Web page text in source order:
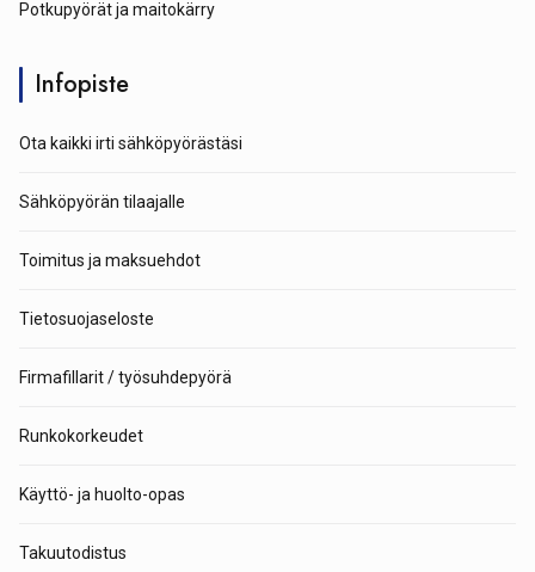
Potkupyörät ja maitokärry
Infopiste
Ota kaikki irti sähköpyörästäsi
Sähköpyörän tilaajalle
Toimitus ja maksuehdot
Tietosuojaseloste
Firmafillarit / työsuhdepyörä
Runkokorkeudet
Käyttö- ja huolto-opas
Takuutodistus